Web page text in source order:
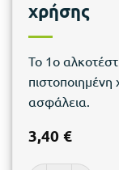
χρήσης
To 1o
πιστοποιημένη
ασφάλεια.
3,40 €